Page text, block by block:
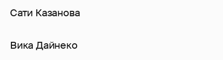
Сати Казанова
Вика Дайнеко